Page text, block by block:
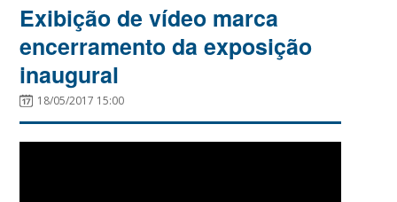
Exibição de vídeo marca
encerramento da exposição
inaugural
18/05/2017 15:00